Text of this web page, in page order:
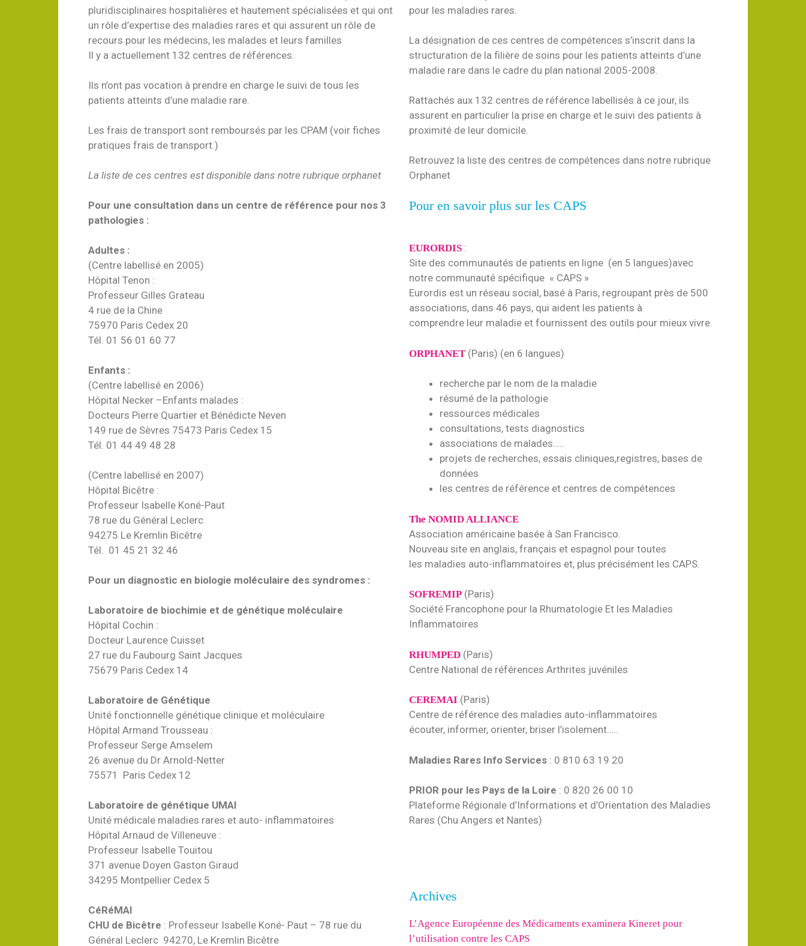
pluridisciplinaires hospitalières et hautement spécialisées et qui ont
un rôle d’expertise des maladies rares et qui assurent un rôle de
recours pour les médecins, les malades et leurs familles
Il y a actuellement 132 centres de références.
Ils n’ont pas vocation à prendre en charge le suivi de tous les
patients atteints d’une maladie rare.
Les frais de transport sont remboursés par les CPAM (voir fiches
pratiques frais de transport.)
La liste de ces centres est disponible dans notre rubrique orphanet
Pour une consultation dans un centre de référence pour nos 3
pathologies :
Adultes :
(Centre labellisé en 2005)
Hôpital Tenon :
Professeur Gilles Grateau
4 rue de la Chine
75970 Paris Cedex 20
Tél. 01 56 01 60 77
Enfants :
(Centre labellisé en 2006)
Hôpital Necker –Enfants malades :
Docteurs Pierre Quartier et Bénédicte Neven
149 rue de Sèvres 75473 Paris Cedex 15
Tél. 01 44 49 48 28
(Centre labellisé en 2007)
Hôpital Bicêtre :
Professeur Isabelle Koné-Paut
78 rue du Général Leclerc
94275 Le Kremlin Bicêtre
Tél. 01 45 21 32 46
Pour un diagnostic en biologie moléculaire des syndromes :
Laboratoire de biochimie et de génétique moléculaire
Hôpital Cochin :
Docteur Laurence Cuisset
27 rue du Faubourg Saint Jacques
75679 Paris Cedex 14
Laboratoire de Génétique
Unité fonctionnelle génétique clinique et moléculaire
Hôpital Armand Trousseau :
Professeur Serge Amselem
26 avenue du Dr Arnold-Netter
75571 Paris Cedex 12
Laboratoire de génétique UMAI
Unité médicale maladies rares et auto- inflammatoires
Hôpital Arnaud de Villeneuve :
Professeur Isabelle Touitou
371 avenue Doyen Gaston Giraud
34295 Montpellier Cedex 5
CéRéMAI
CHU de Bicêtre : Professeur Isabelle Koné- Paut – 78 rue du
Général Leclerc 94270, Le Kremlin Bicêtre
pour les maladies rares.
La désignation de ces centres de compétences s’inscrit dans la
structuration de la filière de soins pour les patients atteints d’une
maladie rare dans le cadre du plan national 2005-2008.
Rattachés aux 132 centres de référence labellisés à ce jour, ils
assurent en particulier la prise en charge et le suivi des patients à
proximité de leur domicile.
Retrouvez la liste des centres de compétences dans notre rubrique
Orphanet
Pour en savoir plus sur les CAPS
EURORDIS :
Site des communautés de patients en ligne (en 5 langues)avec
notre communauté spécifique « CAPS »
Eurordis est un réseau social, basé à Paris, regroupant près de 500
associations, dans 46 pays, qui aident les patients à
comprendre leur maladie et fournissent des outils pour mieux vivre.
ORPHANET (Paris) (en 6 langues)
recherche par le nom de la maladie
résumé de la pathologie
ressources médicales
consultations, tests diagnostics
associations de malades…..
projets de recherches, essais cliniques,registres, bases de
données
les centres de référence et centres de compétences
The NOMID ALLIANCE
Association américaine basée à San Francisco.
Nouveau site en anglais, français et espagnol pour toutes
les maladies auto-inflammatoires et, plus précisément les CAPS.
SOFREMIP (Paris)
Société Francophone pour la Rhumatologie Et les Maladies
Inflammatoires
RHUMPED (Paris)
Centre National de références Arthrites juvéniles
CEREMAI (Paris)
Centre de référence des maladies auto-inflammatoires
écouter, informer, orienter, briser l’isolement…..
Maladies Rares Info Services : 0 810 63 19 20
PRIOR pour les Pays de la Loire : 0 820 26 00 10
Plateforme Régionale d’Informations et d’Orientation des Maladies
Rares (Chu Angers et Nantes)
Archives
L’Agence Européenne des Médicaments examinera Kineret pour
l’utilisation contre les CAPS